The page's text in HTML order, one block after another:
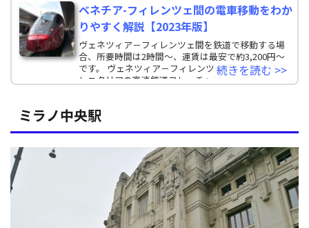
ベネチア-フィレンツェ間の電車移動をわか
りやすく解説【2023年版】
ヴェネツィア－フィレンツェ間を鉄道で移動する場
合、所要時間は2時間～、運賃は最安で約3,200円～
です。 ヴェネツィア－フィレンツェ間は、旧国鉄ト
レニタリアの高速鉄道フレッチャロッサ(Fre
続きを読む >>
ミラノ中央駅